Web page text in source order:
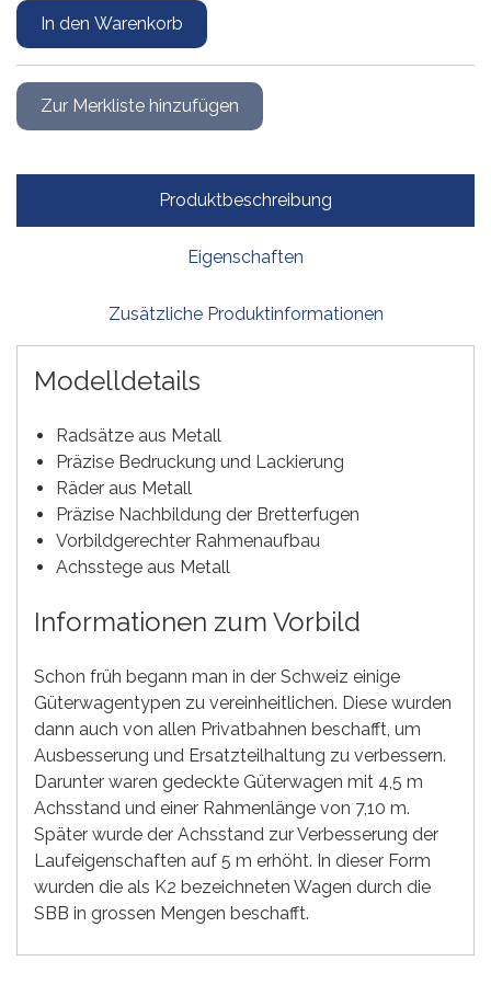
Produktbeschreibung
Eigenschaften
Zusätzliche Produktinformationen
Modelldetails
Radsätze aus Metall
Präzise Bedruckung und Lackierung
Räder aus Metall
Präzise Nachbildung der Bretterfugen
Vorbildgerechter Rahmenaufbau
Achsstege aus Metall
Informationen zum Vorbild
Schon früh begann man in der Schweiz einige
Güterwagentypen zu vereinheitlichen. Diese wurden
dann auch von allen Privatbahnen beschafft, um
Ausbesserung und Ersatzteilhaltung zu verbessern.
Darunter waren gedeckte Güterwagen mit 4,5 m
Achsstand und einer Rahmenlänge von 7,10 m.
Später wurde der Achsstand zur Verbesserung der
Laufeigenschaften auf 5 m erhöht. In dieser Form
wurden die als K2 bezeichneten Wagen durch die
SBB in grossen Mengen beschafft.